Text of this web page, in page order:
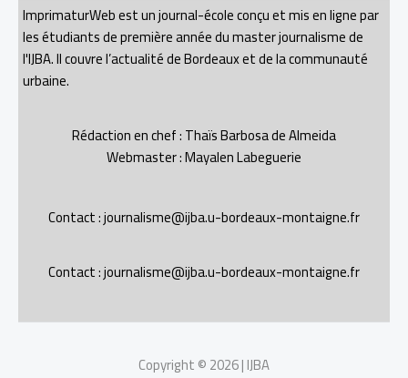
ImprimaturWeb est un journal-école conçu et mis en ligne par
les étudiants de première année du master journalisme de
l'IJBA. Il couvre l’actualité de Bordeaux et de la communauté
urbaine.
Rédaction en chef : Thaïs Barbosa de Almeida
Webmaster : Mayalen Labeguerie
Contact : journalisme@ijba.u-bordeaux-montaigne.fr
Contact : journalisme@ijba.u-bordeaux-montaigne.fr
Copyright © 2026 | IJBA